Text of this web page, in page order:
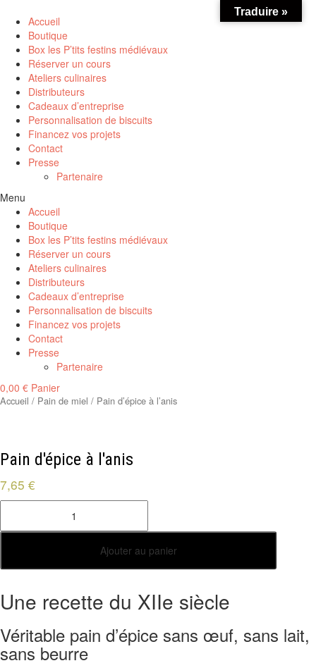
Accueil
Boutique
Box les P’tits festins médiévaux
Réserver un cours
Ateliers culinaires
Distributeurs
Cadeaux d’entreprise
Personnalisation de biscuits
Financez vos projets
Contact
Presse
Partenaire
Menu
Accueil
Boutique
Box les P’tits festins médiévaux
Réserver un cours
Ateliers culinaires
Distributeurs
Cadeaux d’entreprise
Personnalisation de biscuits
Financez vos projets
Contact
Presse
Partenaire
0,00 € Panier
Accueil / Pain de miel / Pain d’épice à l’anis
Pain d'épice à l'anis
7,65 €
Pain
Ajouter au panier
Une recette du XIIe siècle
Véritable pain d’épice sans œuf, sans lait,
sans beurre
Traduire »